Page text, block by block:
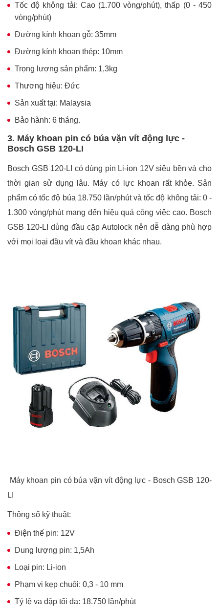
Tốc độ không tải: Cao (1.700 vòng/phút), thấp (0 - 450
vòng/phút)
Đường kính khoan gỗ: 35mm
Đường kính khoan thép: 10mm
Trọng lượng sản phẩm: 1,3kg
Thương hiệu: Đức
Sản xuất tại: Malaysia
Bảo hành: 6 tháng.
3. Máy khoan pin có búa vặn vít động lực -
Bosch GSB 120-LI
Bosch GSB 120-LI có dùng pin Li-ion 12V siêu bền và cho
thời gian sử dụng lâu. Máy có lực khoan rất khỏe. Sản
phẩm có tốc độ búa 18.750 lần/phút và tốc độ không tải: 0 -
1.300 vòng/phút mang đến hiệu quả công việc cao. Bosch
GSB 120-LI dùng đầu cặp Autolock nên dễ dàng phù hợp
với mọi loại đầu vít và đầu khoan khác nhau.
Máy khoan pin có búa vặn vít động lực - Bosch GSB 120-
LI
Thông số kỹ thuật:
Điện thế pin: 12V
Dung lượng pin: 1,5Ah
Loại pin: Li-ion
Phạm vi kẹp chuôi: 0,3 - 10 mm
Tỷ lệ va đập tối đa: 18.750 lần/phút